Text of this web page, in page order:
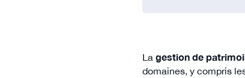
Lagestion de
domaines, y compris